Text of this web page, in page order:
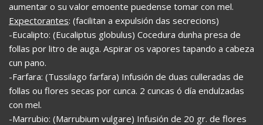
aumentar o su valor emoente puedense tomar con mel.
Expectorantes: (facilitan a expulsión das secrecions)
-Eucalipto: (Eucaliptus globulus) Cocedura dunha presa de
follas por litro de auga. Aspirar os vapores tapando a cabeza
cun pano.
-Farfara: (Tussilago farfara) Infusión de duas culleradas de
follas ou flores secas por cunca. 2 cuncas ó día endulzadas
con mel.
-Marrubio: (Marrubium vulgare) Infusión de 20 gr. de flores